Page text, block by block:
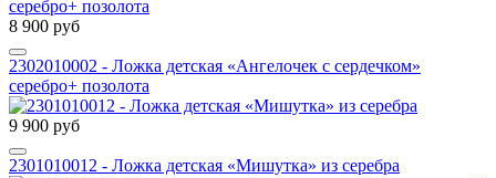
8 900 руб
2302010002 - Ложка детская «Ангелочек с сердечком»
серебро+ позолота
9 900 руб
2301010012 - Ложка детская «Мишутка» из серебра